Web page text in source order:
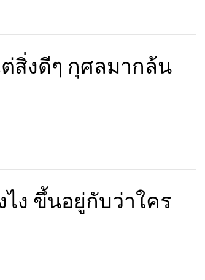
สิ่งดีๆ กุศลมากล้น
ไง ขึ้นอยู่กับว่าใคร